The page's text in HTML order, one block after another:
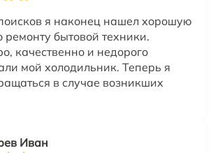
я наконец нашел хорошую
ремонту бытовой техники.
качественно и недорого
мой холодильник. Теперь я
в случае возникших
Иван